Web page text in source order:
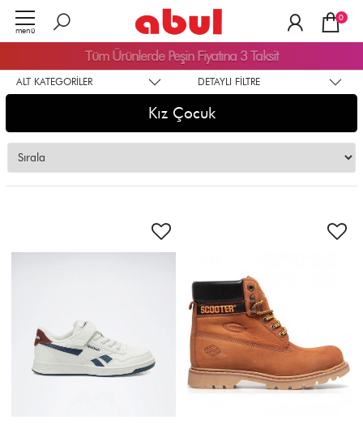
menü
0
Tüm Ürünlerde Peşin Fiyatına 3 Taksit
ALT KATEGORILER DETAYLI FILTRE
Kız Çocuk